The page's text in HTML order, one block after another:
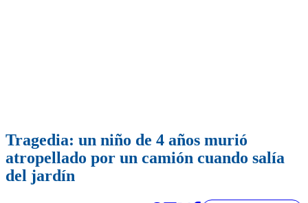
Tragedia: un niño de 4 años murió
atropellado por un camión cuando salía
del jardín